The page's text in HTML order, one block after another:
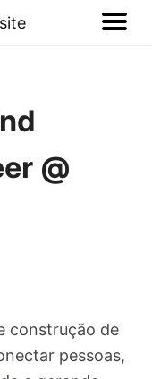
@
construção de
pessoas,